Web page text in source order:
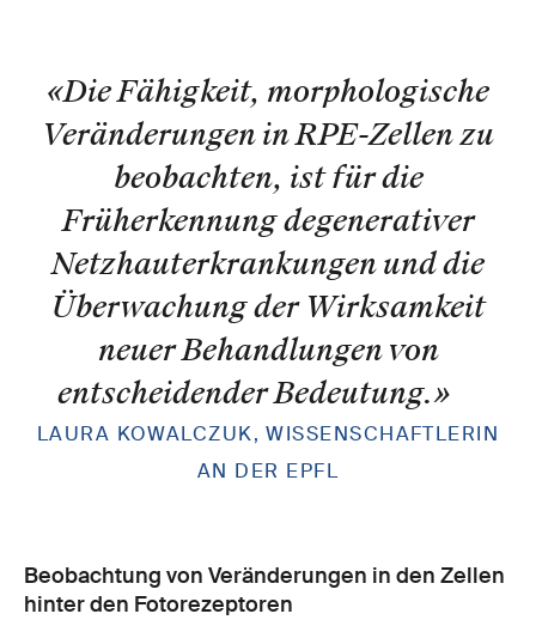
«Die Fähigkeit, morphologische
Veränderungen in RPE-Zellen zu
beobachten, ist für die
Früherkennung degenerativer
Netzhauterkrankungen und die
Überwachung der Wirksamkeit
neuer Behandlungen von
entscheidender Bedeutung.»
LAURA KOWALCZUK, WISSENSCHAFTLERIN
AN DER EPFL
Beobachtung von Veränderungen in den Zellen
hinter den Fotorezeptoren